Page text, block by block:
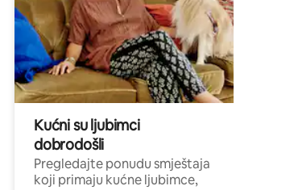
Kućni su ljubimci
dobrodošli
Pregledajte ponudu smještaja
koji primaju kućne ljubimce,